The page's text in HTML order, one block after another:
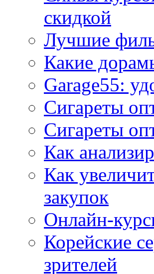
скидкой
Лучшие
Какие
Garage55:
Сигареты
Сигареты
Как
Как
закупок
Онлайн-
Корейские
зрителей